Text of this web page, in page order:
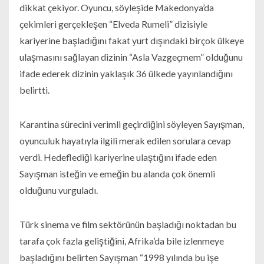
dikkat çekiyor. Oyuncu, söyleşide Makedonya’da
çekimleri gerçekleşen “Elveda Rumeli” dizisiyle
kariyerine başladığını fakat yurt dışındaki birçok ülkeye
ulaşmasını sağlayan dizinin “Asla Vazgeçmem” olduğunu
ifade ederek dizinin yaklaşık 36 ülkede yayınlandığını
belirtti.
Karantina sürecini verimli geçirdiğini söyleyen Sayışman,
oyunculuk hayatıyla ilgili merak edilen sorulara cevap
verdi. Hedeflediği kariyerine ulaştığını ifade eden
Sayışman isteğin ve emeğin bu alanda çok önemli
olduğunu vurguladı.
Türk sinema ve film sektörünün başladığı noktadan bu
tarafa çok fazla geliştiğini, Afrika’da bile izlenmeye
başladığını belirten Sayışman “1998 yılında bu işe